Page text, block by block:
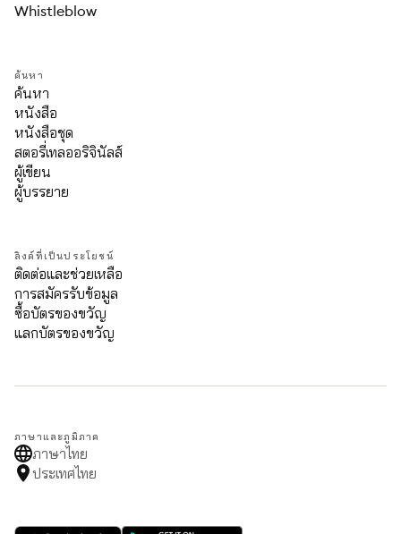
Whistleblow
ค้นหา
ค้นหา
หนังสือ
หนังสือชุด
สตอรี่เทลออริจินัลส์
ผู้เขียน
ผู้บรรยาย
ลิงค์ที่เป็นประโยชน์
ติดต่อและช่วยเหลือ
การสมัครรับข้อมูล
ซื้อบัตรของขวัญ
แลกบัตรของขวัญ
ภาษาและภูมิภาค
ภาษาไทย
ประเทศไทย